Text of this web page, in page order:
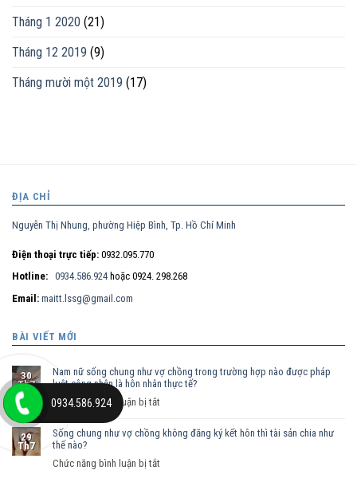
Tháng 1 2020 (21)
Tháng 12 2019 (9)
Tháng mười một 2019 (17)
ĐỊA CHỈ
Nguyễn Thị Nhung, phường Hiệp Bình, Tp. Hồ Chí Minh
Điện thoại trực tiếp: 0932.095.770
Hotline: 0934.586.924 hoặc 0924. 298.268
Email: maitt.lssg@gmail.com
BÀI VIẾT MỚI
30
Th7
Nam nữ sống chung như vợ chồng trong trường hợp nào được pháp
luật công nhận là hôn nhân thực tế?
Chức năng bình luận bị tắt
nữ
29
Th7
Sống chung như vợ chồng không đăng ký kết hôn thì tài sản chia như
thế nào?
Chức năng bình luận bị tắt
0934.586.924